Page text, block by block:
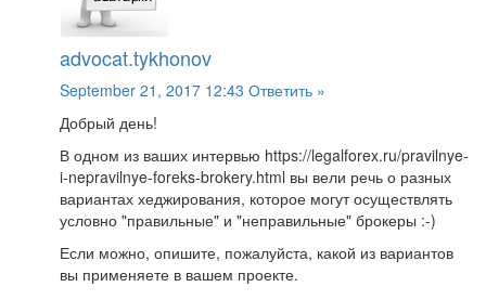
advocat.tykhonov
September 21, 2017 12:43 Ответить »
Добрый день!
В одном из ваших интервью https://legalforex.ru/pravilnye-
i-nepravilnye-foreks-brokery.html вы вели речь о разных
вариантах хеджирования, которое могут осуществлять
условно "правильные" и "неправильные" брокеры :-)
Если можно, опишите, пожалуйста, какой из вариантов
вы применяете в вашем проекте.